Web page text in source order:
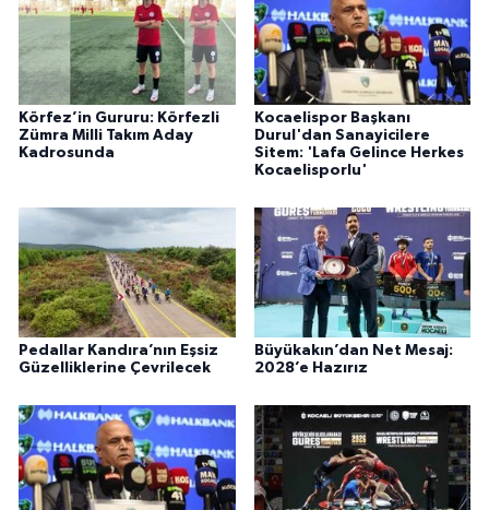
Körfez’in Gururu: Körfezli
Zümra Milli Takım Aday
Kadrosunda
Kocaelispor Başkanı
Durul'dan Sanayicilere
Sitem: 'Lafa Gelince Herkes
Kocaelisporlu'
Pedallar Kandıra’nın Eşsiz
Güzelliklerine Çevrilecek
Büyükakın’dan Net Mesaj:
2028’e Hazırız